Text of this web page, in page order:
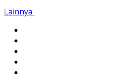
Lainnya